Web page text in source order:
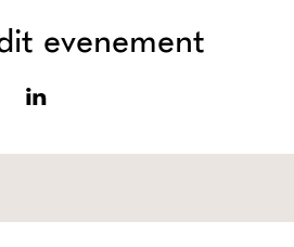
evenement